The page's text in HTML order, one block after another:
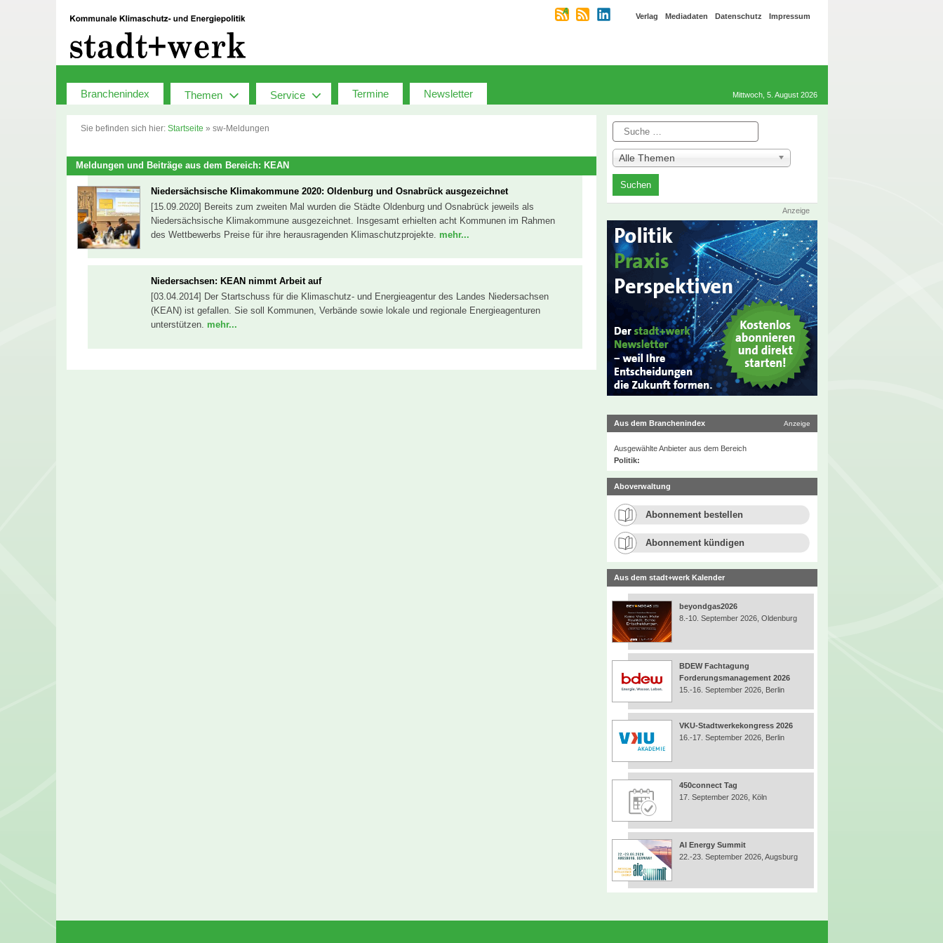
Verlag Mediadaten Datenschutz Impressum
Branchenindex Themen Service Termine Newsletter Mittwoch, 5. August 2026
Sie befinden sich hier: Startseite » sw-Meldungen
Meldungen und Beiträge aus dem Bereich: KEAN
Niedersächsische Klimakommune 2020: Oldenburg und Osnabrück ausgezeichnet
[15.09.2020] Bereits zum zweiten Mal wurden die Städte Oldenburg und Osnabrück jeweils als
Niedersächsische Klimakommune ausgezeichnet. Insgesamt erhielten acht Kommunen im Rahmen
des Wettbewerbs Preise für ihre herausragenden Klimaschutzprojekte. mehr...
Niedersachsen: KEAN nimmt Arbeit auf
[03.04.2014] Der Startschuss für die Klimaschutz- und Energieagentur des Landes Niedersachsen
(KEAN) ist gefallen. Sie soll Kommunen, Verbände sowie lokale und regionale Energieagenturen
unterstützen. mehr...
Suche
Alle Themen
Anzeige
Aus dem Branchenindex Anzeige
Ausgewählte Anbieter aus dem Bereich
Politik:
Aboverwaltung
Abonnement bestellen
Abonnement kündigen
Aus dem stadt+werk Kalender
beyondgas2026
8.-10. September 2026, Oldenburg
BDEW Fachtagung
Forderungsmanagement 2026
15.-16. September 2026, Berlin
VKU-Stadtwerkekongress 2026
16.-17. September 2026, Berlin
450connect Tag
17. September 2026, Köln
AI Energy Summit
22.-23. September 2026, Augsburg